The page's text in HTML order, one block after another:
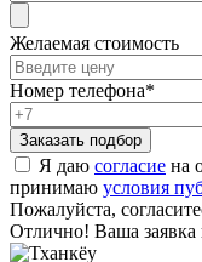
Желаемая стоимость
Номер телефона*
Я даю согласие на
принимаю условия
Пожалуйста,
Отлично! Ваша заявка